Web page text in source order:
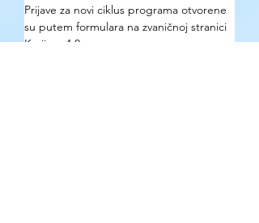
Prijave za novi ciklus programa otvorene
su putem formulara na zvaničnoj stranici
Karijera 4.0.